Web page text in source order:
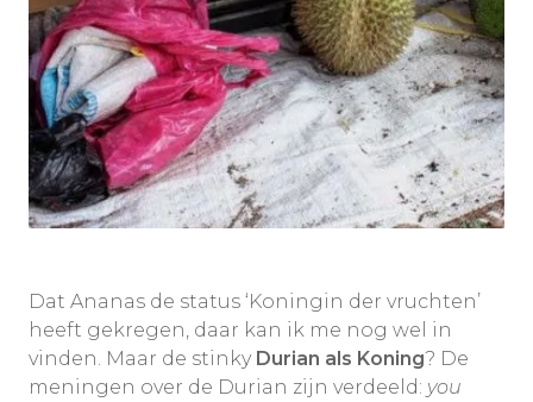
Dat Ananas de status ‘Koningin der vruchten’
heeft gekregen, daar kan ik me nog wel in
vinden. Maar de stinky Durian als Koning? De
meningen over de Durian zijn verdeeld: you